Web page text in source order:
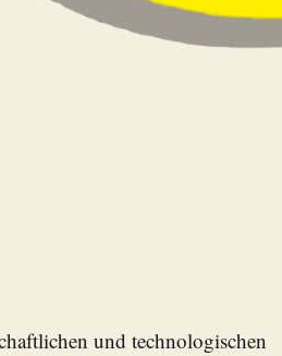
und technologischen